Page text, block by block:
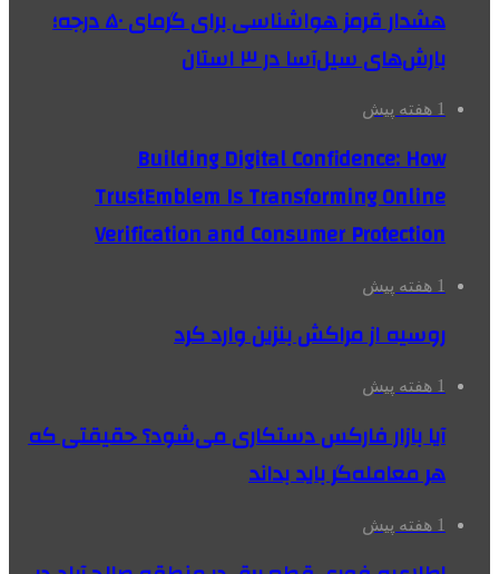
هشدار قرمز هواشناسی برای گرمای ۵۰ درجه؛
بارش‌های سیل‌آسا در ۳ استان
1 هفته پیش
Building Digital Confidence: How
TrustEmblem Is Transforming Online
Verification and Consumer Protection
1 هفته پیش
روسیه از مراکش بنزین وارد کرد
1 هفته پیش
آیا بازار فارکس دستکاری می‌شود؟ حقیقتی که
هر معامله‌گر باید بداند
1 هفته پیش